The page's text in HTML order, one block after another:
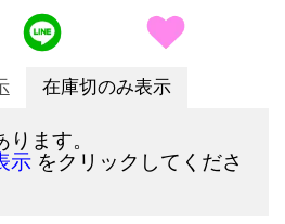
在庫切のみ表示
ます。
示 をクリックしてくださ